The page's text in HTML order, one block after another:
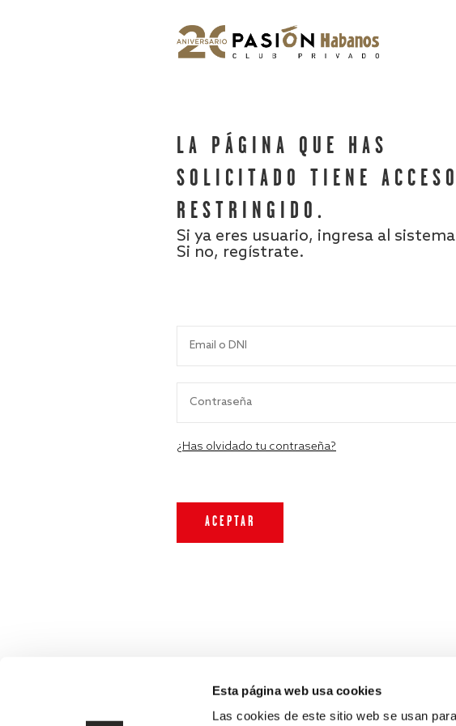
Esta página web usa cookies
Las cookies de este sitio web se usan
LA PÁGINA QUE HAS
SOLICITADO TIENE ACCESO
RESTRINGIDO.
Si ya eres usuario, ingresa al
Si no, regístrate.
¿Has olvidado tu contraseña?